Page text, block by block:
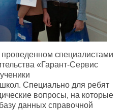
специалистами
«Гарант-Сервис
Специально для ребят
вопросы, на которые
данных справочной